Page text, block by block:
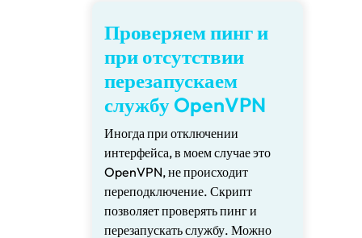
Проверяем пинг и
при отсутствии
перезапускаем
службу OpenVPN
Иногда при отключении
интерфейса, в моем случае это
OpenVPN, не происходит
переподключение. Скрипт
позволяет проверять пинг и
перезапускать службу. Можно